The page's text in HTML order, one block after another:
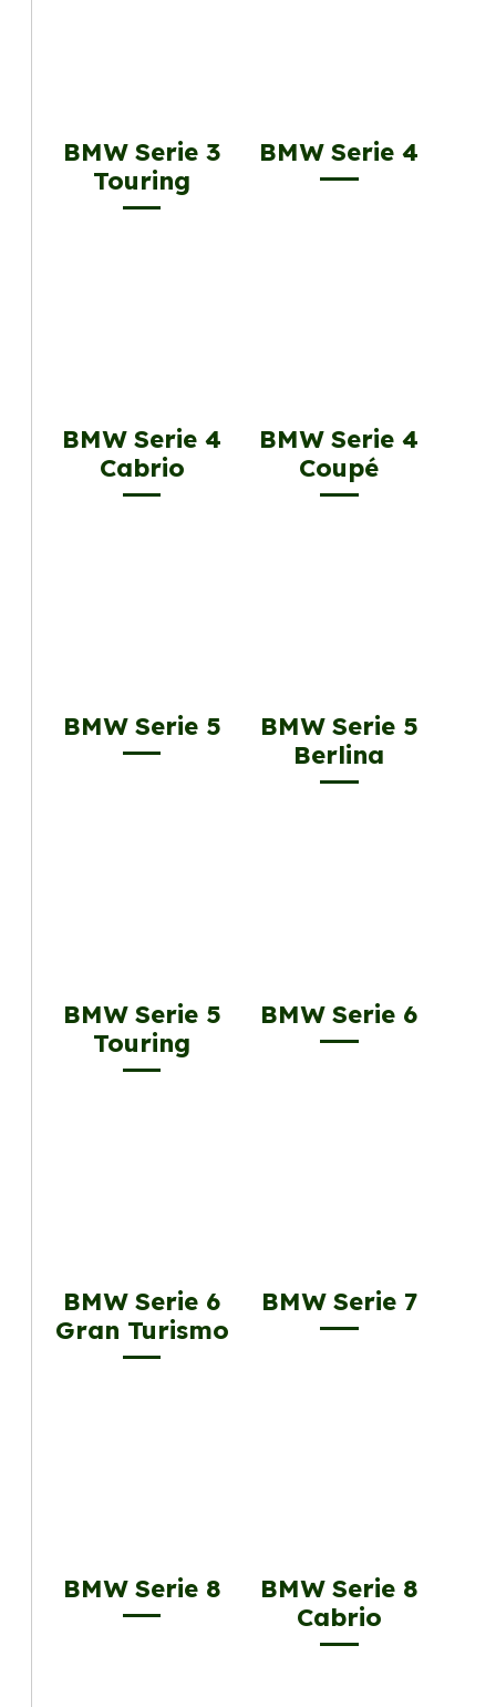
BMW Serie 3
Touring
BMW Serie 4
BMW Serie 4
Cabrio
BMW Serie 4
Coupé
BMW Serie 5
BMW Serie 5
Berlina
BMW Serie 5
Touring
BMW Serie 6
BMW Serie 6
Gran Turismo
BMW Serie 7
BMW Serie 8
BMW Serie 8
Cabrio